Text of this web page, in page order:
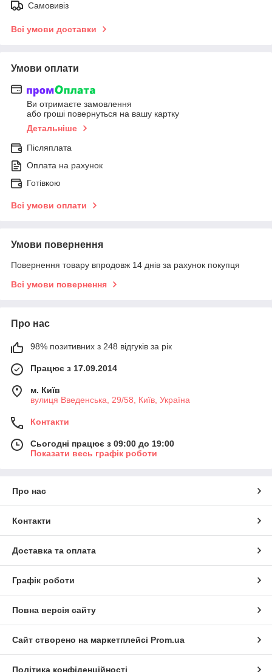
Самовивіз
Всі умови доставки
Умови оплати
Ви отримаєте замовлення
або гроші повернуться на вашу картку
Детальніше
Післяплата
Оплата на рахунок
Готівкою
Всі умови оплати
Умови повернення
Повернення товару впродовж 14 днів за рахунок покупця
Всі умови повернення
Про нас
98% позитивних з 248 відгуків за рік
Працює з 17.09.2014
м. Київ
вулиця Введенська, 29/58, Київ, Україна
Контакти
Сьогодні працює з 09:00 до 19:00
Показати весь графік роботи
Про нас
Контакти
Доставка та оплата
Графік роботи
Повна версія сайту
Сайт створено на маркетплейсі Prom.ua
Політика конфіденційності